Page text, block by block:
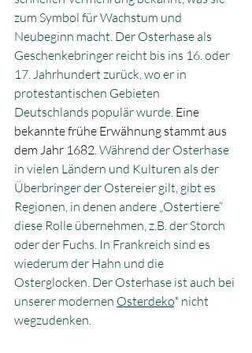
zum Symbol für Wachstum und
Neubeginn macht. Der Osterhase als
Geschenkebringer reicht bis ins 16. oder
17. Jahrhundert zurück, wo er in
protestantischen Gebieten
Deutschlands populär wurde. Eine
bekannte frühe Erwähnung stammt aus
dem Jahr 1682. Während der Osterhase
in vielen Ländern und Kulturen als der
Überbringer der Ostereier gilt, gibt es
Regionen, in denen andere „Ostertiere“
diese Rolle übernehmen, z.B. der Storch
oder der Fuchs. In Frankreich sind es
wiederum der Hahn und die
Osterglocken. Der Osterhase ist auch bei
unserer modernen Osterdeko* nicht
wegzudenken.